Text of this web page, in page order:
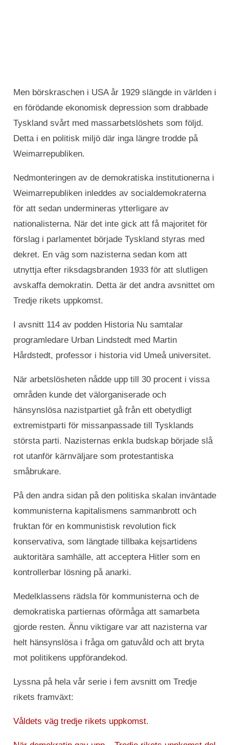
Men börskraschen i USA år 1929 slängde in världen i
en förödande ekonomisk depression som drabbade
Tyskland svårt med massarbetslöshets som följd.
Detta i en politisk miljö där inga längre trodde på
Weimarrepubliken.
Nedmonteringen av de demokratiska institutionerna i
Weimarrepubliken inleddes av socialdemokraterna
för att sedan undermineras ytterligare av
nationalisterna. När det inte gick att få majoritet för
förslag i parlamentet började Tyskland styras med
dekret. En väg som nazisterna sedan kom att
utnyttja efter riksdagsbranden 1933 för att slutligen
avskaffa demokratin. Detta är det andra avsnittet om
Tredje rikets uppkomst.
I avsnitt 114 av podden Historia Nu samtalar
programledare Urban Lindstedt med Martin
Hårdstedt, professor i historia vid Umeå universitet.
När arbetslösheten nådde upp till 30 procent i vissa
områden kunde det välorganiserade och
hänsynslösa nazistpartiet gå från ett obetydligt
extremistparti för missanpassade till Tysklands
största parti. Nazisternas enkla budskap började slå
rot utanför kärnväljare som protestantiska
småbrukare.
På den andra sidan på den politiska skalan inväntade
kommunisterna kapitalismens sammanbrott och
fruktan för en kommunistisk revolution fick
konservativa, som längtade tillbaka kejsartidens
auktoritära samhälle, att acceptera Hitler som en
kontrollerbar lösning på anarki.
Medelklassens rädsla för kommunisterna och de
demokratiska partiernas oförmåga att samarbeta
gjorde resten. Ännu viktigare var att nazisterna var
helt hänsynslösa i fråga om gatuvåld och att bryta
mot politikens uppförandekod.
Lyssna på hela vår serie i fem avsnitt om Tredje
rikets framväxt:
Våldets väg tredje rikets uppkomst.